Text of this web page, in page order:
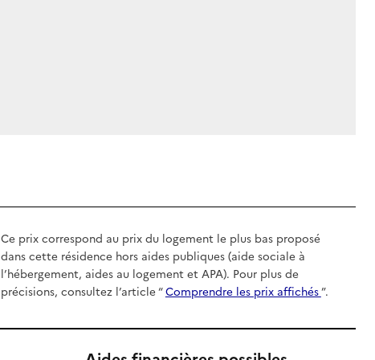
Ce prix correspond au prix du logement le plus bas proposé
dans cette résidence hors aides publiques (aide sociale à
l’hébergement, aides au logement et APA). Pour plus de
précisions, consultez l’article “Comprendre les prix affichés”.